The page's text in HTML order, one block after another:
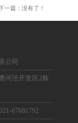
一篇：没有了！
公司
河泾开发区2栋
67681792